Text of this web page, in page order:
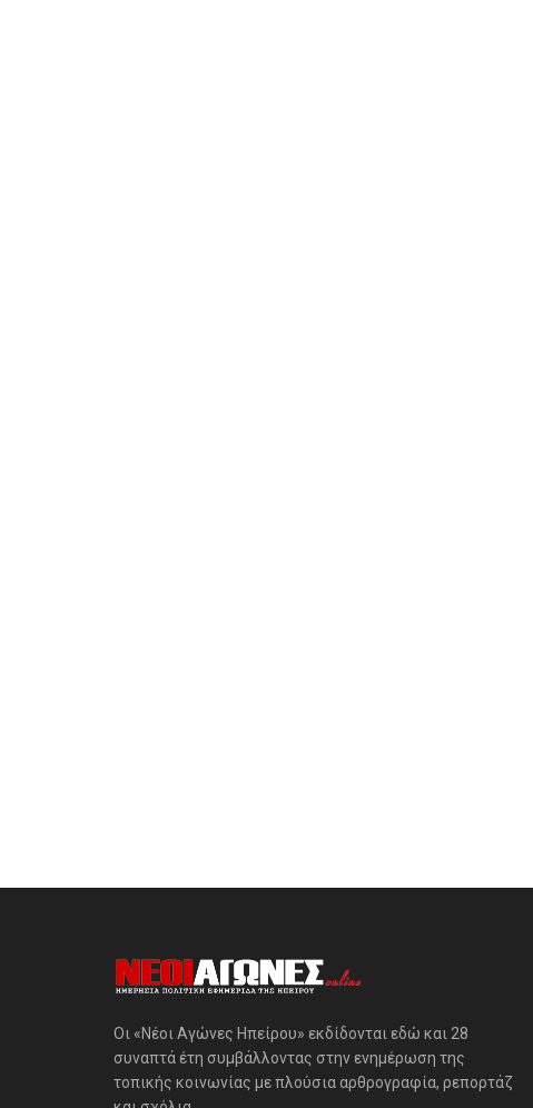
Οι «Νέοι Αγώνες Ηπείρου» εκδίδονται εδώ και 28
συναπτά έτη συμβάλλοντας στην ενημέρωση της
τοπικής κοινωνίας με πλούσια αρθρογραφία, ρεπορτάζ